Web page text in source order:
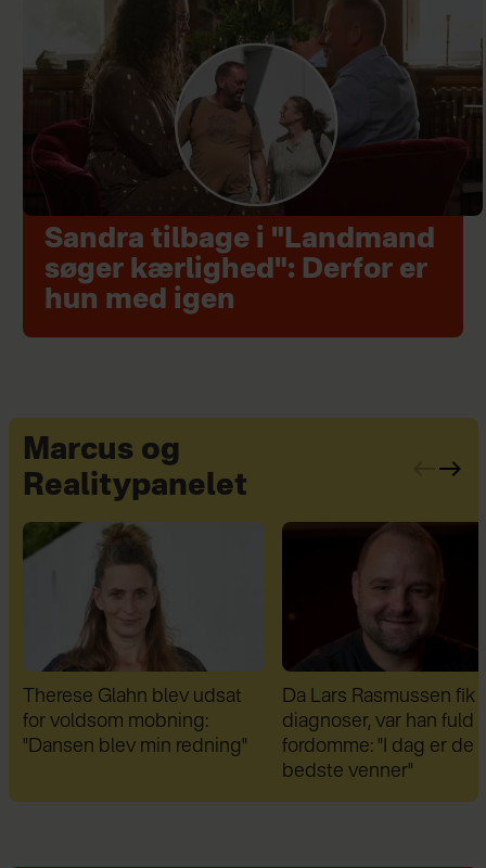
Sandra tilbage i "Landmand
søger kærlighed": Derfor er
hun med igen
Marcus og
Realitypanelet
Da Lars Rasmussen fik sine
diagnoser, var han fuld af
fordomme: "I dag er de mine
Therese Glahn afslører:
blevet